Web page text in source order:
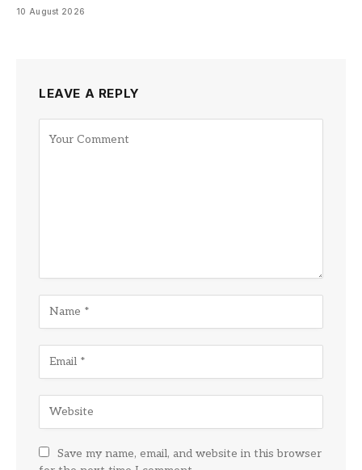
10 August 2026
LEAVE A REPLY
Save my name, email, and website in this browser